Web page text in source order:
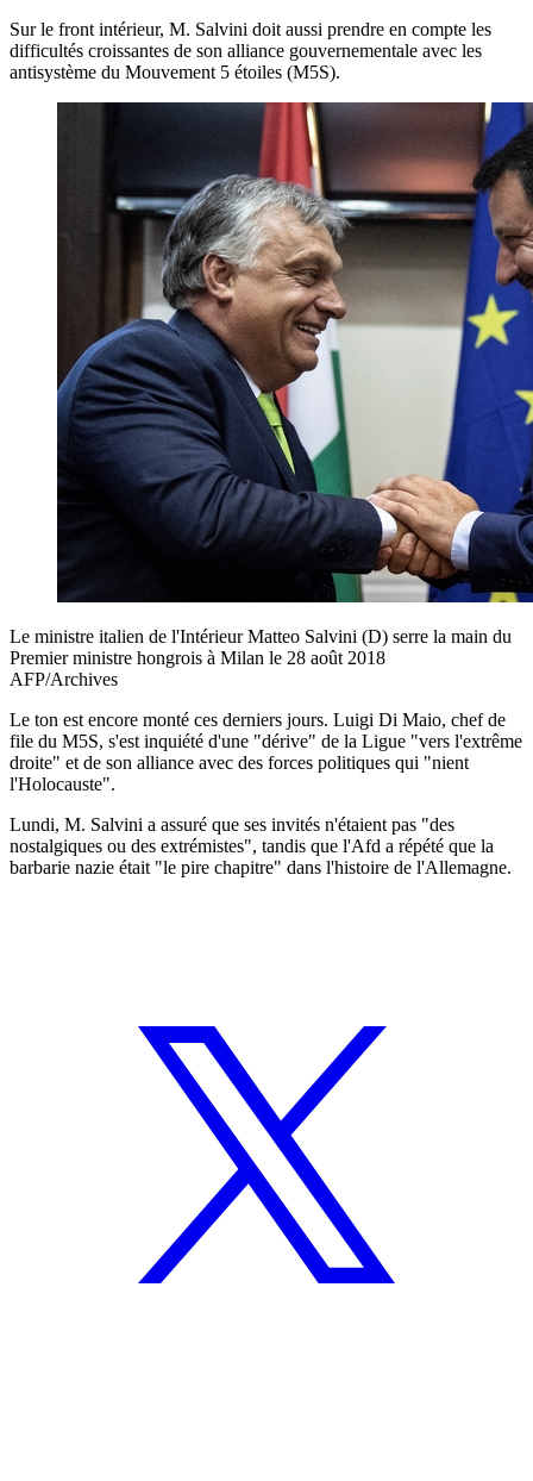
Sur le front intérieur, M. Salvini doit aussi prendre en compte les
difficultés croissantes de son alliance gouvernementale avec les
antisystème du Mouvement 5 étoiles (M5S).
Le ministre italien de l'Intérieur Matteo Salvini (D) serre la main du
Premier ministre hongrois à Milan le 28 août 2018
AFP/Archives
Le ton est encore monté ces derniers jours. Luigi Di Maio, chef de
file du M5S, s'est inquiété d'une "dérive" de la Ligue "vers l'extrême
droite" et de son alliance avec des forces politiques qui "nient
l'Holocauste".
Lundi, M. Salvini a assuré que ses invités n'étaient pas "des
nostalgiques ou des extrémistes", tandis que l'Afd a répété que la
barbarie nazie était "le pire chapitre" dans l'histoire de l'Allemagne.